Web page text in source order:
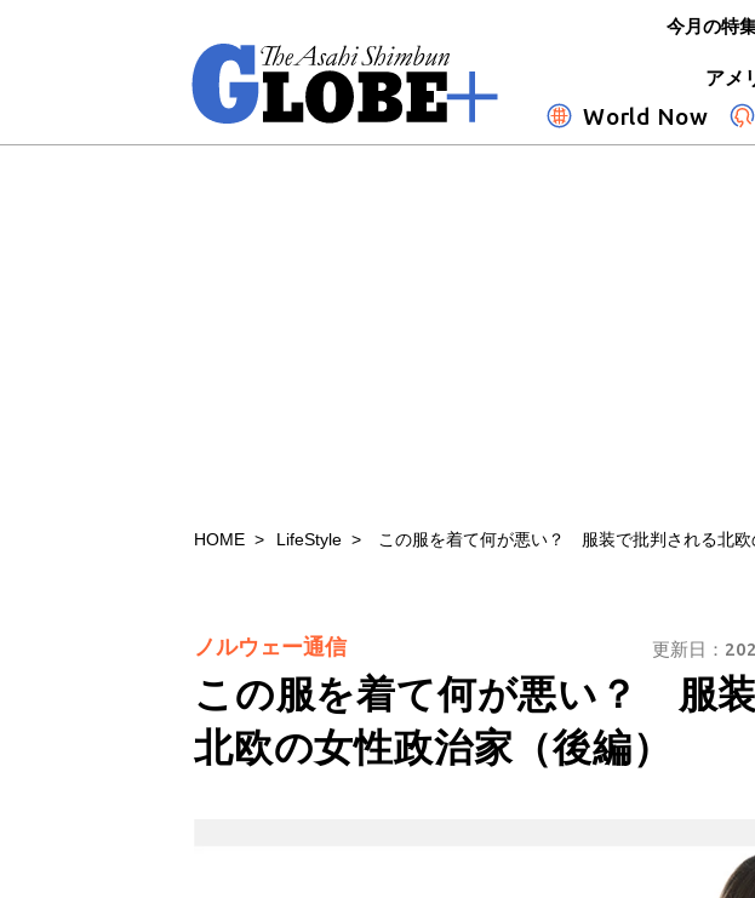
アメ
World Now
今月の特
HOME LifeStyle この服を着て何が悪い？ 服装で批判される北欧
この服を着て何が悪い？ 服
北欧の女性政治家（後編）
ノルウェー通信 更新日：